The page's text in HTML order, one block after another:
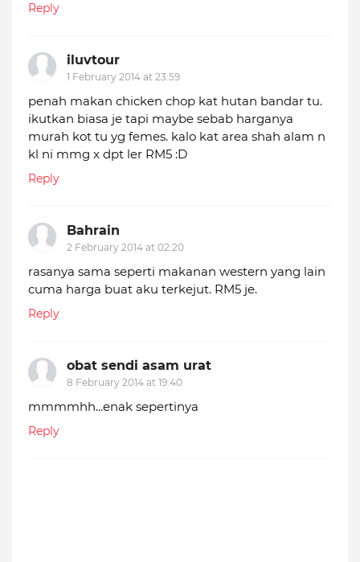
Reply
iluvtour
1 February 2014 at 23:59
penah makan chicken chop kat hutan bandar tu.
ikutkan biasa je tapi maybe sebab harganya
murah kot tu yg femes. kalo kat area shah alam n
kl ni mmg x dpt ler RM5 :D
Reply
Bahrain
2 February 2014 at 02:20
rasanya sama seperti makanan western yang lain
cuma harga buat aku terkejut. RM5 je.
Reply
obat sendi asam urat
8 February 2014 at 19:40
mmmmhh...enak sepertinya
Reply